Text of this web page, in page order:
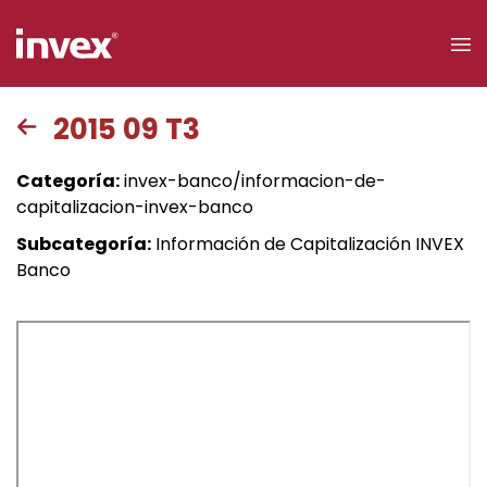
Acceso a
clientes
Buscar
2015 09 T3
Categoría:invex-banco/informacion-de-
capitalizacion-invex-banco
Subcategoría: Información de Capitalización INVEX
Banco